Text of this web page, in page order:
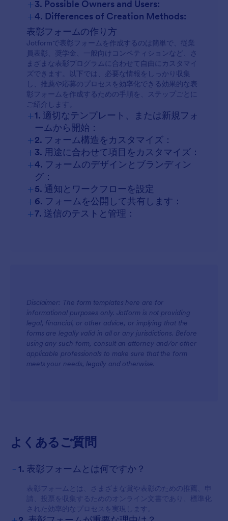
+3. Possible Owners and Users:
+4. Differences of Creation Methods:
表彰フォームの作り方
Jotformで表彰フォームを作成するのは簡単で、従業
員表彰、奨学金、一般向けコンペティションなど、さ
まざまな表彰プログラムに合わせて自由にカスタマイ
ズできます。以下では、必要な情報をしっかり収集
し、推薦や応募のプロセスを効率化できる効果的な表
彰フォームを作成するための手順を、ステップごとに
ご紹介します。
+1. 適切なテンプレート、または新規フォ
ームから開始：
+2. フォーム構造をカスタマイズ：
+3. 用途に合わせて項目をカスタマイズ：
+4. フォームのデザインとブランディン
グ：
+5. 通知とワークフローを設定
+6. フォームを公開して共有します：
+7. 送信のテストと管理：
Disclaimer: The form templates here are for
informational purposes only. Jotform is not providing
legal, financial, or other advice, or implying that the
forms are legally valid in all or any jurisdictions. Before
using any such form, consult an attorney and/or other
applicable professionals to make sure that the form
meets your needs, legally and otherwise.
よくあるご質問
- 1. 表彰フォームとは何ですか？
表彰フォームとは、さまざまな賞や表彰のための推薦、申
請、投票を収集するためのオンライン文書であり、標準化
された効率的なプロセスを実現します。